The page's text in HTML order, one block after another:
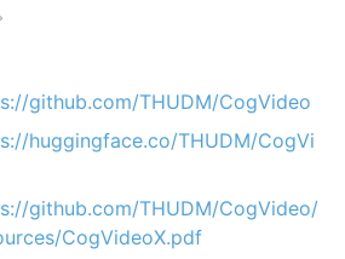
github.com/THUDM/CogVideo
huggingface.co/THUDM/CogVi
github.com/THUDM/CogVideo/
CogVideoX.pdf